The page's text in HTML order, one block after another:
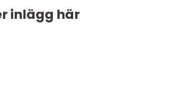
inlägg här